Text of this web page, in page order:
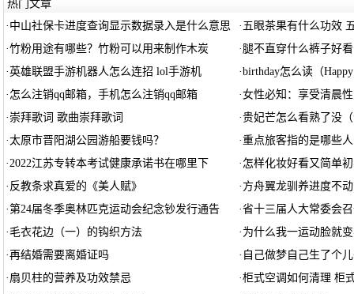
热门文章
· 中山社保卡进度查询显示数据录入是什么意思 · 五眼茶果有什么功效
·竹粉用途有哪些？竹粉可以用来制作木炭 ·腿不直穿什么裤子好
·英雄联盟手游机器人怎么连招 lol手游机 ·birthday怎么读（
· 怎么注销qq邮箱，手机怎么注销qq邮箱 ·女性必知：享受清晨
· 崇拜歌词 歌曲崇拜歌词 ·贵妃芒怎么看熟了没
·太原市晋阳湖公园游船要钱吗？ ·重点旅客指的是哪些
·2022江苏专转本考试健康承诺书在哪里下 · 怎样化妆好看又简单
· 反教条求真爱的《美人赋》 · 方舟翼龙驯养进度不
·第24届冬季奥林匹克运动会纪念钞发行通告 ·省十三届人大常委会
· 毛衣花边（一）的钩织方法 · 为什么我一运动脸就
·再结婚需要离婚证吗 · 自己做梦自己生了个
· 扇贝柱的营养及功效禁忌 ·柜式空调如何清理 柜